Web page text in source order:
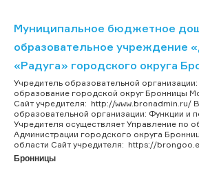
Муниципальное бюджетное
образовательное учреждение
«Радуга» городского округа
Учредитель образовательной
образование городской округ Бронницы
Сайт учредителя: http://www.bronadmin.ru/
образовательной организации: Функции и
Учредителя осуществляет Управление по
Администрации городского округа
области Сайт учредителя: https://
Бронницы